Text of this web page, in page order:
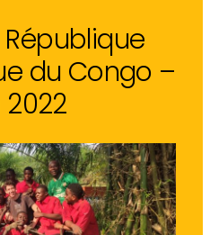
du Congo –